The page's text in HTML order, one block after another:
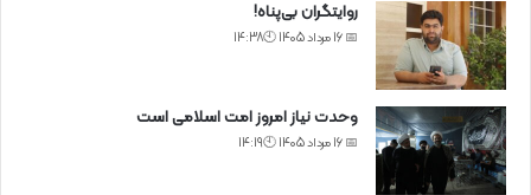
روایتگران بی‌پناه!
📅 16 مرداد 1405 🕙14:38
وحدت نیاز امروز امت اسلامی است
📅 16 مرداد 1405 🕙14:19